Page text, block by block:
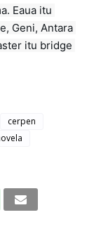
Eaua itu
Geni, Antara
itu bridge
cerpen